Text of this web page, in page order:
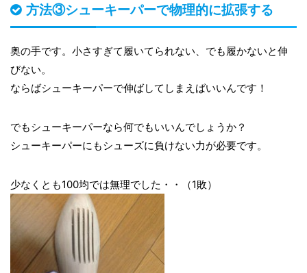
方法③シューキーパーで物理的に拡張する
奥の手です。小さすぎて履いてられない、でも履かないと伸
びない。
ならばシューキーパーで伸ばしてしまえばいいんです！
でもシューキーパーなら何でもいいんでしょうか？
シューキーパーにもシューズに負けない力が必要です。
少なくとも100均では無理でした・・（1敗）